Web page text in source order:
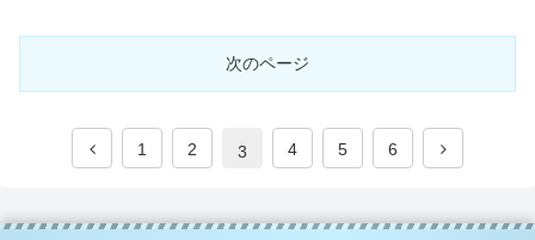
次のページ
1 2 3 4 5 6